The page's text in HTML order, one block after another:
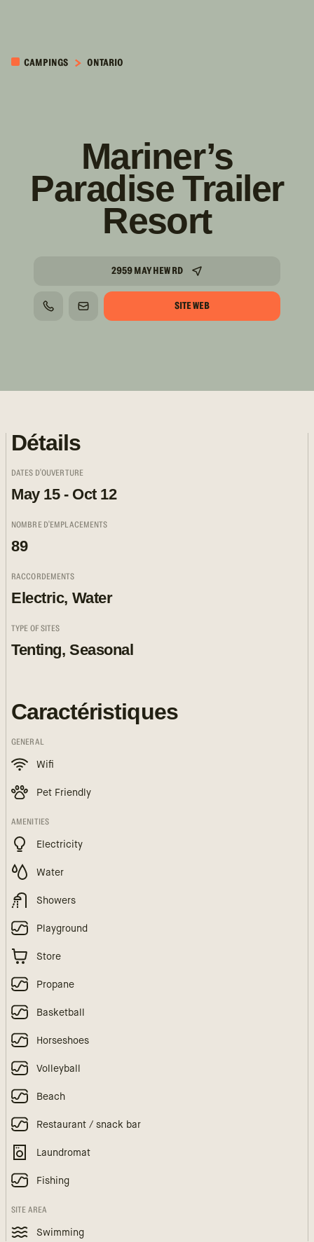
CONTENUCAMPINGS ONTARIO
Mariner’s
Paradise Trailer
Resort
2959 MAYHEW RD
TÉLÉPHONECOURRIEL SITE WEB
Détails
DATES D'OUVERTURE
May 15 - Oct 12
NOMBRE D'EMPLACEMENTS
89
RACCORDEMENTS
Electric, Water
TYPE OF SITES
Tenting, Seasonal
Caractéristiques
GENERAL
Wifi
Pet Friendly
AMENITIES
Electricity
Water
Showers
Playground
Store
Propane
Basketball
Horseshoes
Volleyball
Beach
Restaurant / snack bar
Laundromat
Fishing
SITE AREA
Swimming